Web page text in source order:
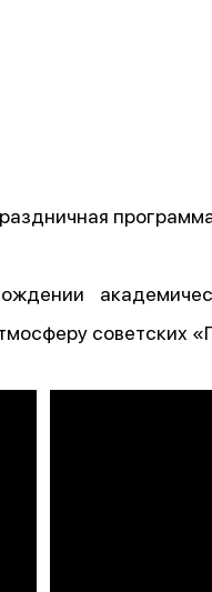
советских